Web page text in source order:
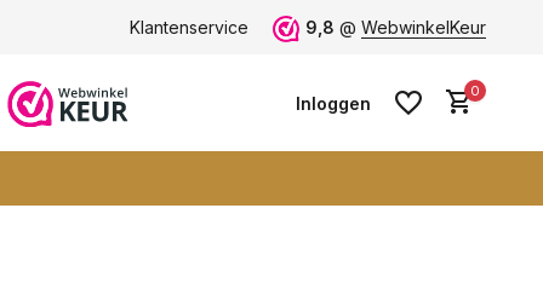
klantbeoordeling 9+ Grootste collectie -ruim 600+
Klantenservice 9,8 @ WebwinkelKeur
Inloggen
0